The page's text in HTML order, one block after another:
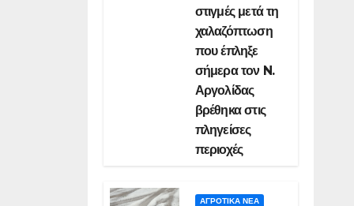
στιγμές μετά τη
χαλαζόπτωση
που έπληξε
σήμερα τον N.
Αργολίδας
βρέθηκα στις
πληγείσες
περιοχές
ΑΓΡΟΤΙΚΑ ΝΕΑ